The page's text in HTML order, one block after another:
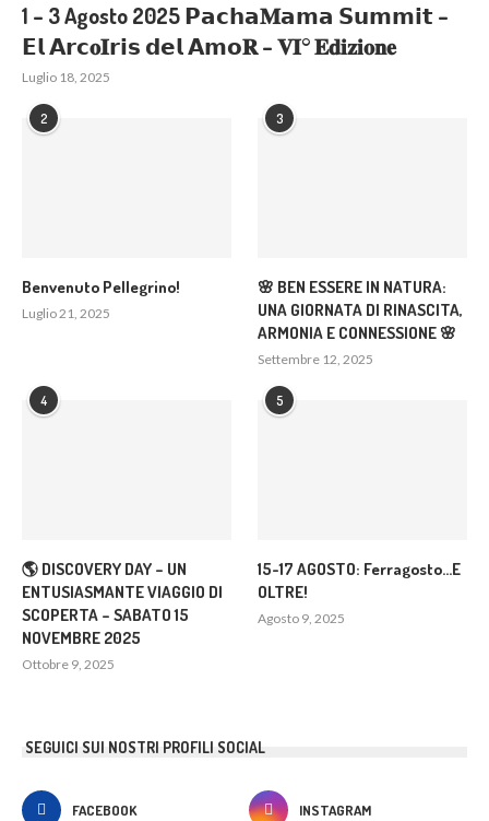
1 – 3 Agosto 2025 𝗣𝗮𝗰𝗵𝗮𝐌𝗮𝗺𝗮 𝗦𝘂𝗺𝗺𝗶𝘁 –
𝗘𝗹 𝗔𝗿𝗰𝐨𝐈𝗿𝗶𝘀 𝗱𝗲𝗹 𝗔𝗺𝗼𝐑 – 𝐕𝐈° 𝐄𝐝𝐢𝐳𝐢𝐨𝐧𝐞
Luglio 18, 2025
2
Benvenuto Pellegrino!
Luglio 21, 2025
3
🌸 BEN ESSERE IN NATURA:
UNA GIORNATA DI RINASCITA,
ARMONIA E CONNESSIONE 🌸
Settembre 12, 2025
4
🌎 DISCOVERY DAY – UN
ENTUSIASMANTE VIAGGIO DI
SCOPERTA – SABATO 15
NOVEMBRE 2025
Ottobre 9, 2025
5
15-17 AGOSTO: Ferragosto…E
OLTRE!
Agosto 9, 2025
SEGUICI SUI NOSTRI PROFILI SOCIAL
FACEBOOK INSTAGRAM